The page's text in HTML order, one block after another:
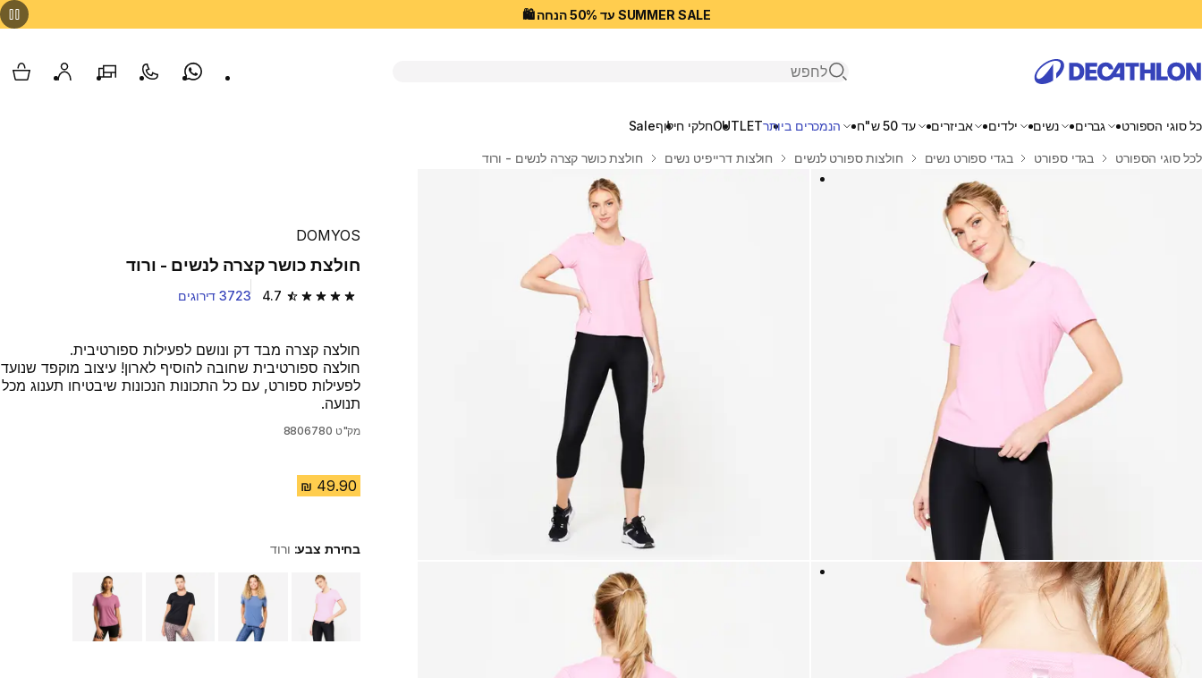
SUMMER SALE עד 50% הנחה 🛍️
פתיחת חיפוש
Whatsappצור קשרהסניפים שלנוהחשבון שלי
כל סוגי הספורט גברים נשים ילדים אביזרים עד 50 ש"ח הנמכרים ביותרOUTLETחלקי חילוףSale
בית
לכל סוגי הספורט בגדי ספורט בגדי ספורט נשים חולצות ספורט לנשים חולצות דרייפיט נשים חולצת כושר קצרה לנשים - ורוד
DOMYOS
חולצת כושר קצרה לנשים - ורוד
4.7 4.7 out of 5 stars from 3723 reviews 3723 דירוגים
חולצה קצרה מבד דק ונושם לפעילות ספורטיבית.
חולצה ספורטיבית שחובה להוסיף לארון! עיצוב מוקפד שנועד
לפעילות ספורט, עם כל התכונות הנכונות שיבטיחו תענוג מכל
תנועה.
מק"ט 8806780
בחירת צבע: ורוד
Choose a variant